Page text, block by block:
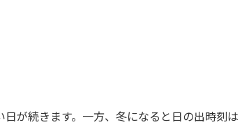
が続きます。一方、冬になると日の出時刻は